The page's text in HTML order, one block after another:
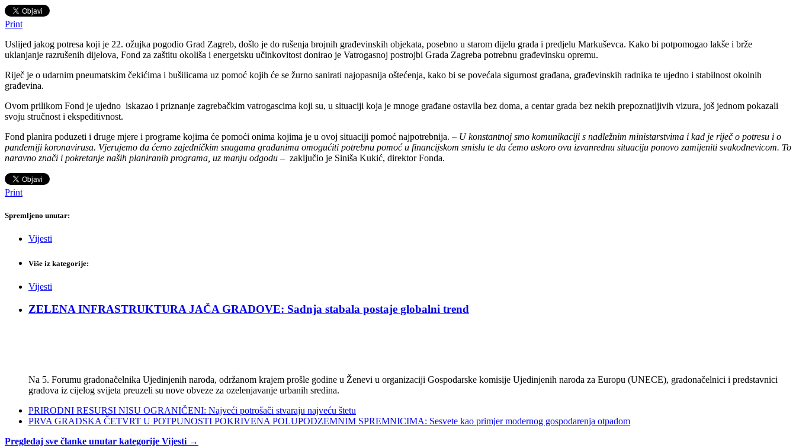
Print
Uslijed jakog potresa koji je 22. ožujka pogodio Grad Zagreb, došlo je do rušenja brojnih građevinskih objekata, posebno u starom dijelu grada i predjelu Markuševca. Kako bi potpomogao lakše i brže
uklanjanje razrušenih dijelova, Fond za zaštitu okoliša i energetsku učinkovitost donirao je Vatrogasnoj postrojbi Grada Zagreba potrebnu građevinsku opremu.
Riječ je o udarnim pneumatskim čekićima i bušilicama uz pomoć kojih će se žurno sanirati najopasnija oštećenja, kako bi se povećala sigurnost građana, građevinskih radnika te ujedno i stabilnost okolnih
građevina.
Ovom prilikom Fond je ujedno iskazao i priznanje zagrebačkim vatrogascima koji su, u situaciji koja je mnoge građane ostavila bez doma, a centar grada bez nekih prepoznatljivih vizura, još jednom pokazali
svoju stručnost i ekspeditivnost.
Fond planira poduzeti i druge mjere i programe kojima će pomoći onima kojima je u ovoj situaciji pomoć najpotrebnija. – U konstantnoj smo komunikaciji s nadležnim ministarstvima i kad je riječ o potresu i o
pandemiji koronavirusa. Vjerujemo da ćemo zajedničkim snagama građanima omogućiti potrebnu pomoć u financijskom smislu te da ćemo uskoro ovu izvanrednu situaciju ponovo zamijeniti svakodnevicom. To
naravno znači i pokretanje naših planiranih programa, uz manju odgodu – zaključio je Siniša Kukić, direktor Fonda.
Print
Spremljeno unutar:
Vijesti
Više iz kategorije:
Vijesti
ZELENA INFRASTRUKTURA JAČA GRADOVE: Sadnja stabala postaje globalni trend
Na 5. Forumu gradonačelnika Ujedinjenih naroda, održanom krajem prošle godine u Ženevi u organizaciji Gospodarske komisije Ujedinjenih naroda za Europu (UNECE), gradonačelnici i predstavnici
gradova iz cijelog svijeta preuzeli su nove obveze za ozelenjavanje urbanih sredina.
PRIRODNI RESURSI NISU OGRANIČENI: Najveći potrošači stvaraju najveću štetu
PRVA GRADSKA ČETVRT U POTPUNOSTI POKRIVENA POLUPODZEMNIM SPREMNICIMA: Sesvete kao primjer modernog gospodarenja otpadom
Pregledaj sve članke unutar kategorije Vijesti →